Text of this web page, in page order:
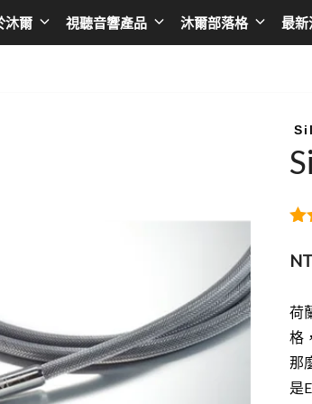
沐爾 視聽音響產品
無線串流播放器
沐爾部落格 最新
韓國 SAMSUNG
香港 LUMIN
5
荷
格
那
是